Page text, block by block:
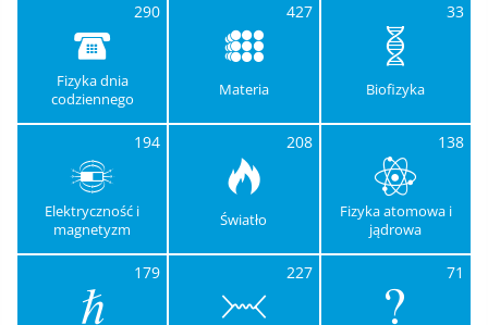
290
Fizyka dnia
codziennego
427
Materia
33
Biofizyka
194
Elektryczność i
magnetyzm
208
Światło
138
Fizyka atomowa i
jądrowa
179 227 71